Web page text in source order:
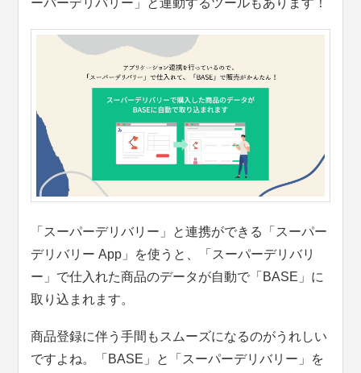
「スーパーデリバリー」と連携ができる「スーパー
デリバリー App」を使うと、「スーパーデリバリ
ー」で仕入れた商品のデータが自動で「BASE」に
取り込まれます。
商品登録に伴う手間もスムーズになるのがうれしい
ですよね。「BASE」と「スーパーデリバリー」を